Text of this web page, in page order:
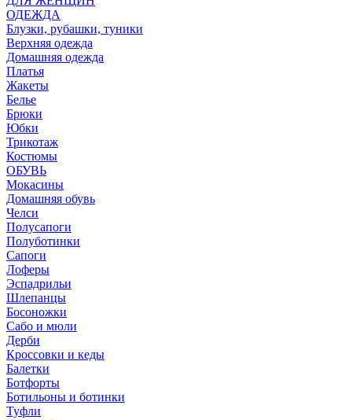
ОДЕЖДА
Блузки, рубашки, туники
Верхняя одежда
Домашняя одежда
Платья
Жакеты
Белье
Брюки
Юбки
Трикотаж
Костюмы
ОБУВЬ
Мокасины
Домашняя обувь
Челси
Полусапоги
Полуботинки
Сапоги
Лоферы
Эспадрильи
Шлепанцы
Босоножки
Сабо и мюли
Дерби
Кроссовки и кеды
Балетки
Ботфорты
Ботильоны и ботинки
Туфли